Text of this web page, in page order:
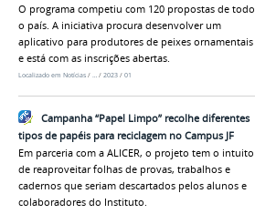
O programa competiu com 120 propostas de todo
o país. A iniciativa procura desenvolver um
aplicativo para produtores de peixes ornamentais
e está com as inscrições abertas.
Localizado em Notícias / … / 2023 / 01
Campanha “Papel Limpo” recolhe diferentes
tipos de papéis para reciclagem no Campus JF
Em parceria com a ALICER, o projeto tem o intuito
de reaproveitar folhas de provas, trabalhos e
cadernos que seriam descartados pelos alunos e
colaboradores do Instituto.